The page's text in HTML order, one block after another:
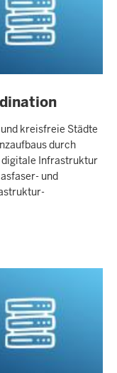
kreisfreie Städte
durch
digitale Infrastruktur
und